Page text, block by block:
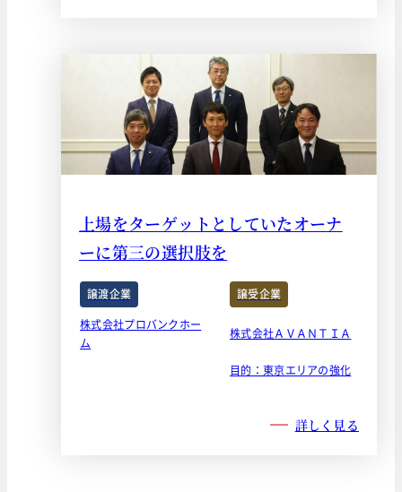
上場をターゲットとしていたオーナ
ーに第三の選択肢を
譲渡企業
譲受企業
株式会社プロバンクホー
ム
株式会社ＡＶＡＮＴＩＡ
目的：東京エリアの強化
詳しく見る